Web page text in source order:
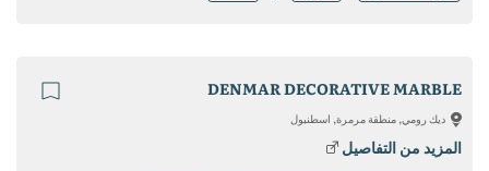
DENMAR DECORATIVE MARBLE
ديك رومي, منطقة مرمرة, اسطنبول
المزيد من التفاصيل